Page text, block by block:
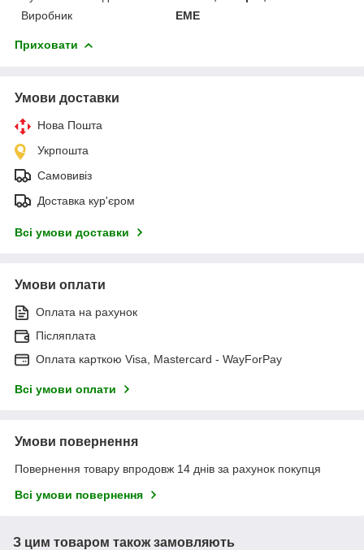
Виробник
EME
Приховати
Умови доставки
Нова Пошта
Укрпошта
Самовивіз
Доставка кур'єром
Всі умови доставки
Умови оплати
Оплата на рахунок
Післяплата
Оплата карткою Visa, Mastercard - WayForPay
Всі умови оплати
Умови повернення
Повернення товару впродовж 14 днів за рахунок покупця
Всі умови повернення
З цим товаром також замовляють